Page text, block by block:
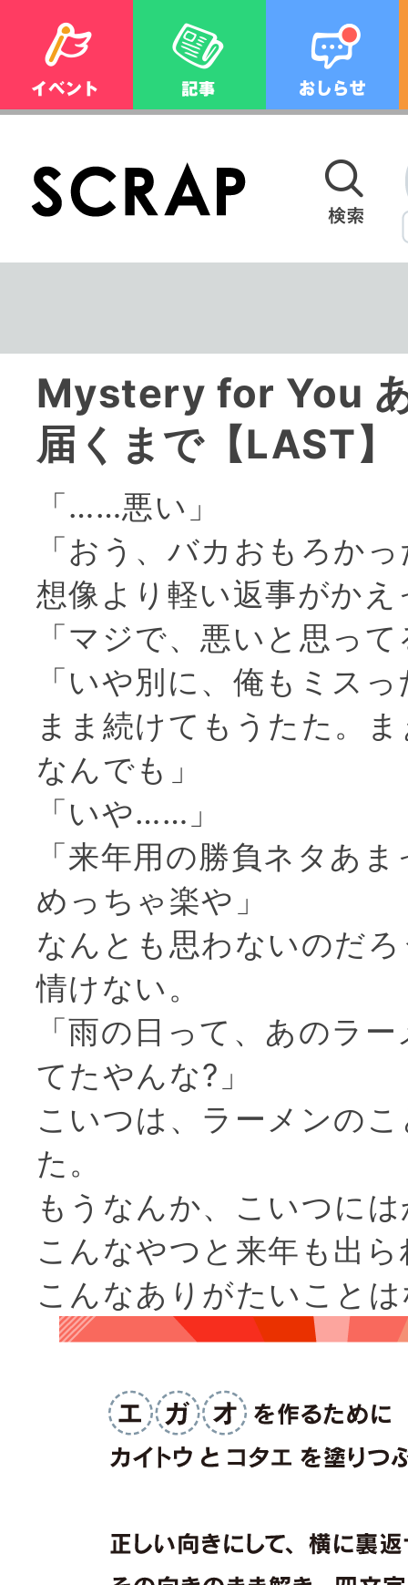
Mystery for You
届くまで【LAST】
「……悪い」
「おう、バカおもろか
想像より軽い返事がか
「マジで、悪いと思っ
「いや別に、俺もミス
まま続けてもうたた。
なんでも」
「いや……」
「来年用の勝負ネタあ
めっちゃ楽や」
なんとも思わないのだ
情けない。
「雨の日って、あのラ
てたやんな?」
こいつは、ラーメンの
た。
もうなんか、こいつに
こんなやつと来年も出
こんなありがたいこと